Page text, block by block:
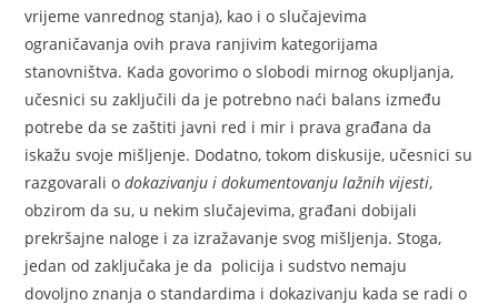
vrijeme vanrednog stanja), kao i o slučajevima
ograničavanja ovih prava ranjivim kategorijama
stanovništva. Kada govorimo o slobodi mirnog okupljanja,
učesnici su zaključili da je potrebno naći balans između
potrebe da se zaštiti javni red i mir i prava građana da
iskažu svoje mišljenje. Dodatno, tokom diskusije, učesnici su
razgovarali odokazivanju i dokumentovanju lažnih vijesti,
obzirom da su, u nekim slučajevima, građani dobijali
prekršajne naloge i za izražavanje svog mišljenja. Stoga,
jedan od zaključaka je da policija i sudstvo nemaju
dovoljno znanja o standardima i dokazivanju kada se radi o